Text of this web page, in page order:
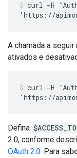
curl -H
A chamada a
ativados e
curl -H
Defina
2.0, conforme
OAuth 2.0. Para